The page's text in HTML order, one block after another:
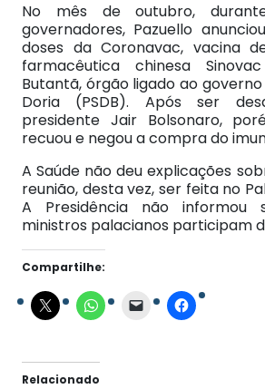
No mês de outubro,
governadores, Pazuello
doses da Coronavac, vacina
farmacêutica chinesa
Butantã, órgão ligado ao
Doria (PSDB). Após ser
presidente Jair Bolsonaro,
recuou e negou a compra do
A Saúde não deu explicações
reunião, desta vez, ser feita no
A Presidência não informou
ministros palacianos participam
Compartilhe:
Relacionado